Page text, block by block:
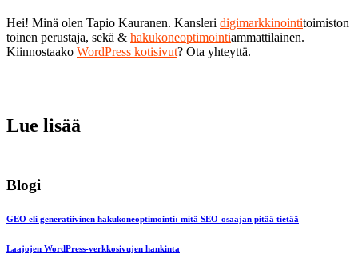
Hei! Minä olen Tapio Kauranen. Kansleri digimarkkinointitoimiston
toinen perustaja, sekä & hakukoneoptimointiammattilainen.
Kiinnostaako WordPress kotisivut? Ota yhteyttä.
Lue lisää
Blogi
GEO eli generatiivinen hakukoneoptimointi: mitä SEO-osaajan pitää tietää
Laajojen WordPress-verkkosivujen hankinta